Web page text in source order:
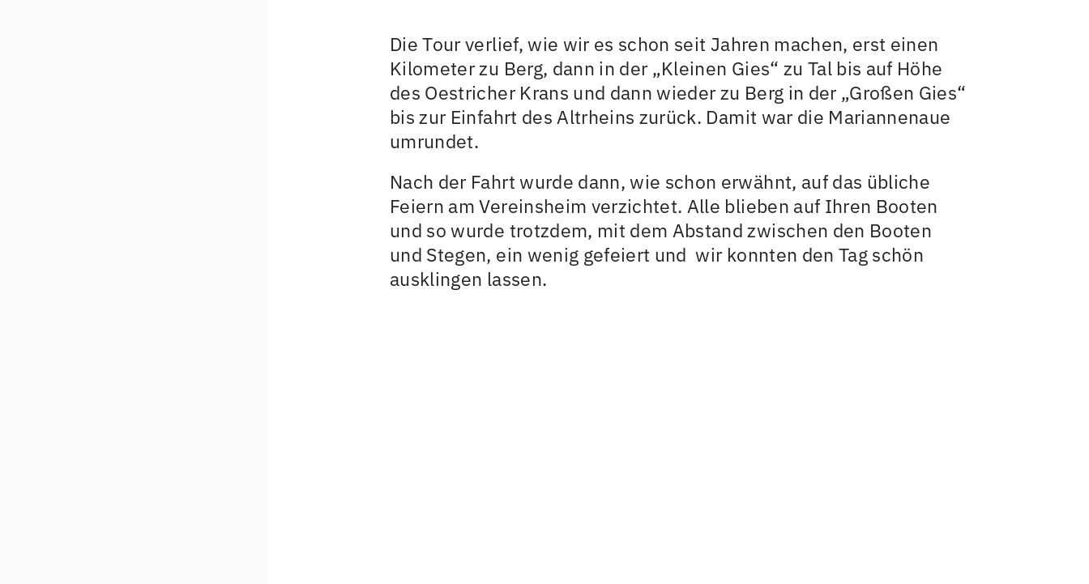
Die Tour verlief, wie wir es schon seit Jahren machen, erst einen
Kilometer zu Berg, dann in der „Kleinen Gies“ zu Tal bis auf Höhe
des Oestricher Krans und dann wieder zu Berg in der „Großen Gies“
bis zur Einfahrt des Altrheins zurück. Damit war die Mariannenaue
umrundet.
Nach der Fahrt wurde dann, wie schon erwähnt, auf das übliche
Feiern am Vereinsheim verzichtet. Alle blieben auf Ihren Booten
und so wurde trotzdem, mit dem Abstand zwischen den Booten
und Stegen, ein wenig gefeiert und wir konnten den Tag schön
ausklingen lassen.